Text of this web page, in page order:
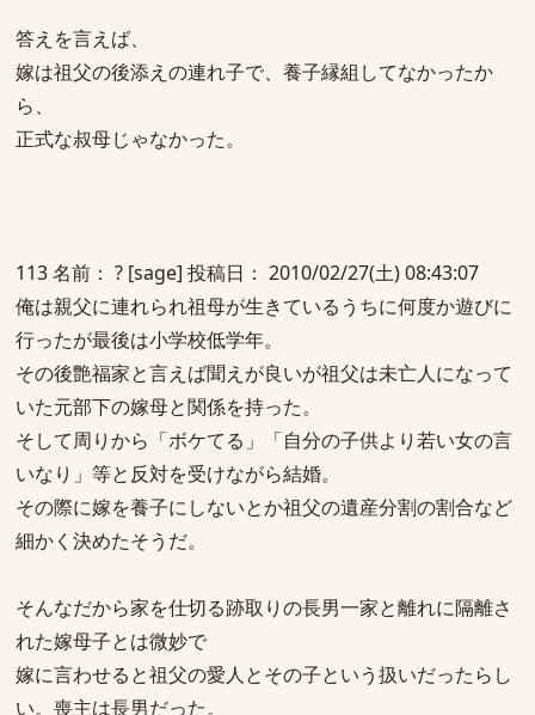
答えを言えば、
嫁は祖父の後添えの連れ子で、養子縁組してなかったか
ら、
正式な叔母じゃなかった。
113 名前： ? [sage] 投稿日： 2010/02/27(土) 08:43:07
俺は親父に連れられ祖母が生きているうちに何度か遊びに
行ったが最後は小学校低学年。
その後艶福家と言えば聞えが良いが祖父は未亡人になって
いた元部下の嫁母と関係を持った。
そして周りから「ボケてる」「自分の子供より若い女の言
いなり」等と反対を受けながら結婚。
その際に嫁を養子にしないとか祖父の遺産分割の割合など
細かく決めたそうだ。
そんなだから家を仕切る跡取りの長男一家と離れに隔離さ
れた嫁母子とは微妙で
嫁に言わせると祖父の愛人とその子という扱いだったらし
い。喪主は長男だった。